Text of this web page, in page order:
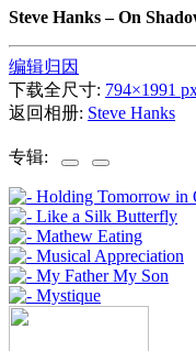
Steve Hanks–On
编辑归因
下载全尺寸: 794×1991
返回相册: Steve Hanks
专辑: